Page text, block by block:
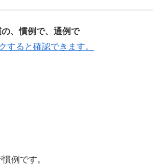
、慣例で、通例で
ると確認できます。
例です。